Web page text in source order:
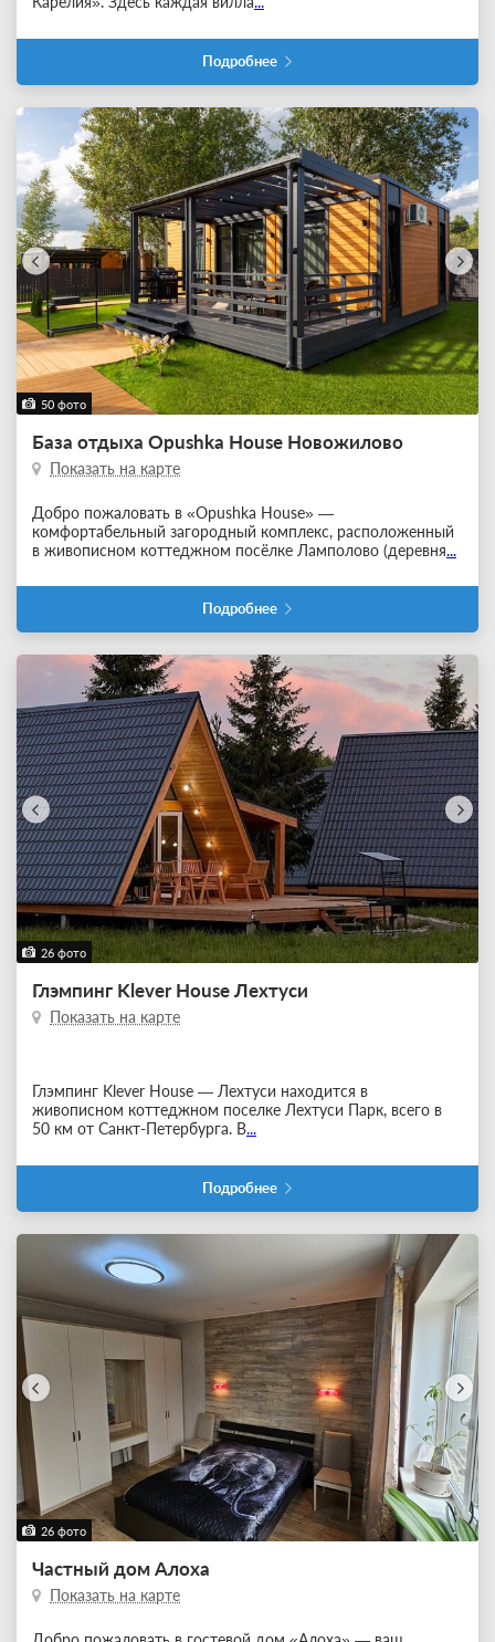
Подробнее
50 фото
База отдыха Opushka House Новожилово
Показать на карте
Добро пожаловать в «Opushka House» —
комфортабельный загородный комплекс, расположенный
в живописном коттеджном посёлке Ламполово (деревня...
Подробнее
26 фото
Глэмпинг Klever House Лехтуси
Показать на карте
Глэмпинг Klever House — Лехтуси находится в
живописном коттеджном поселке Лехтуси Парк, всего в
50 км от Санкт-Петербурга. В...
Подробнее
26 фото
Частный дом Алоха
Показать на карте